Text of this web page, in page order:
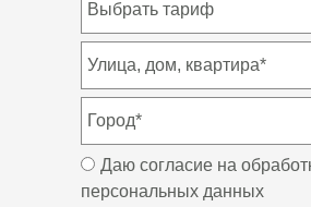
Даю согласие на
персональных данных